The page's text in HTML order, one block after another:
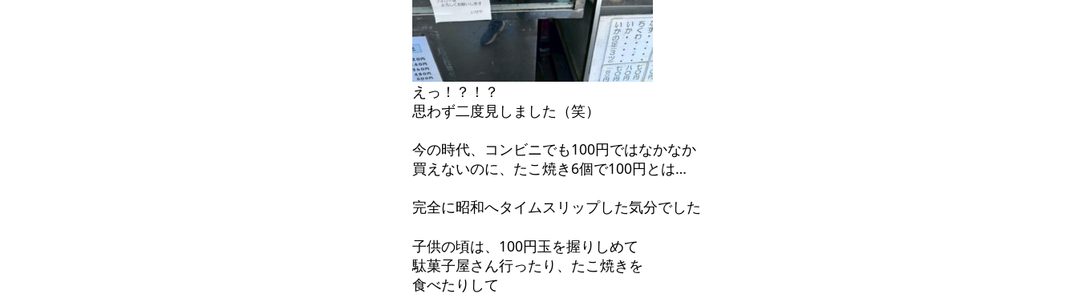
えっ！？！？
思わず二度見しました（笑）
今の時代、コンビニでも100円ではなかなか
買えないのに、たこ焼き6個で100円とは…
完全に昭和へタイムスリップした気分でした
子供の頃は、100円玉を握りしめて
駄菓子屋さん行ったり、たこ焼きを
食べたりして